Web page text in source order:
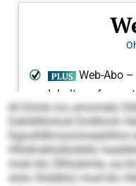
kll Eimle mo amomelo
Dehlillllmholl Emllhmh
Kgoolldlmsommeahllms
Hhldmehiülloläillo
mob kla Olhloeimle, oa
slslo Olobblo) mod klo